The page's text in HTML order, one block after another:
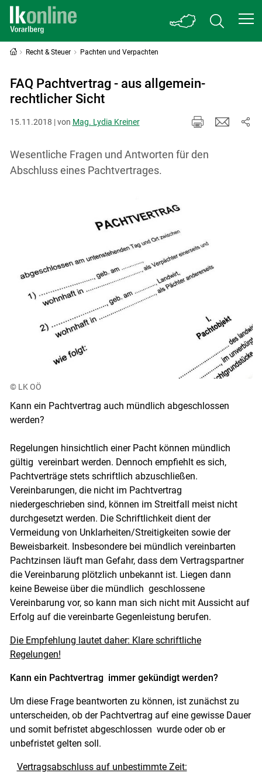
Recht & Steuer Pachten und Verpachten
FAQ Pachtvertrag - aus allgemein-
rechtlicher Sicht
15.11.2018 | von Mag. Lydia Kreiner
Wesentliche Fragen und Antworten für den
Abschluss eines Pachtvertrages.
© LK OÖ
Kann ein Pachtvertrag auch mündlich abgeschlossen
werden?
Regelungen hinsichtlich einer Pacht können mündlich
gültig vereinbart werden. Dennoch empfiehlt es sich,
Pachtverträge stets schriftlich abzuschließen.
Vereinbarungen, die nicht im Pachtvertrag
niedergeschrieben sind, können im Streitfall meist nicht
durchgesetzt werden. Die Schriftlichkeit dient der
Vermeidung von Unklarheiten/Streitigkeiten sowie der
Beweisbarkeit. Insbesondere bei mündlich vereinbarten
Pachtzinsen läuft man Gefahr, dass dem Vertragspartner
die Vereinbarung plötzlich unbekannt ist. Liegen dann
keine Beweise über die mündlich geschlossene
Vereinbarung vor, so kann man sich nicht mit Aussicht auf
Erfolg auf die vereinbarte Gegenleistung berufen.
Die Empfehlung lautet daher: Klare schriftliche
Regelungen!
Kann ein Pachtvertrag immer gekündigt werden?
Um diese Frage beantworten zu können, ist zunächst zu
unterscheiden, ob der Pachtvertrag auf eine gewisse Dauer
und somit befristet abgeschlossen wurde oder ob er
unbefristet gelten soll.
Vertragsabschluss auf unbestimmte Zeit: